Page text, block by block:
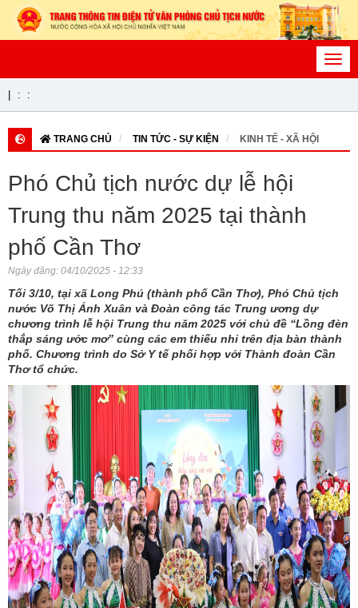
: :
TRANG CHỦ TIN TỨC - SỰ KIỆN KINH TẾ - XÃ HỘI
Phó Chủ tịch nước dự lễ hội
Trung thu năm 2025 tại thành
phố Cần Thơ
Ngày đăng: 04/10/2025 - 12:33
Tối 3/10, tại xã Long Phú (thành phố Cần Thơ), Phó Chủ tịch
nước Võ Thị Ánh Xuân và Đoàn công tác Trung ương dự
chương trình lễ hội Trung thu năm 2025 với chủ đề “Lồng đèn
thắp sáng ước mơ” cùng các em thiếu nhi trên địa bàn thành
phố. Chương trình do Sở Y tế phối hợp với Thành đoàn Cần
Thơ tổ chức.